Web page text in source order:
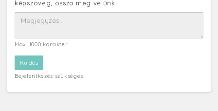
képszöveg, ossza meg velünk!
Max. 1000 karakter
Bejelentkezés szükséges!